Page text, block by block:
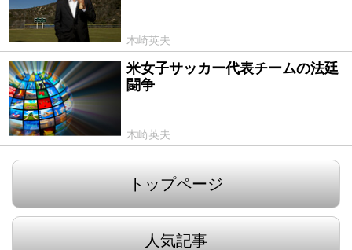
木崎英夫
2016/04/06
米女子サッカー代表チームの法廷
闘争
木崎英夫
トップページ
人気記事